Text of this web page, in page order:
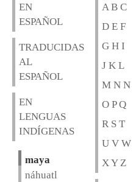
EN
ESPAÑOL
TRADUCIDAS
AL
ESPAÑOL
EN
LENGUAS
INDÍGENAS
maya
náhuatl
A B C
D E F
G H I
J K L
M N N
O P Q
R S T
U V W
X Y Z